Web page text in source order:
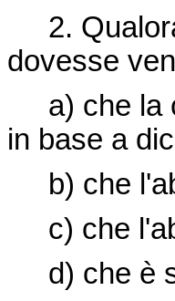
2.
dovesse
a) che la
in base a
b) che
c) che
d) che è